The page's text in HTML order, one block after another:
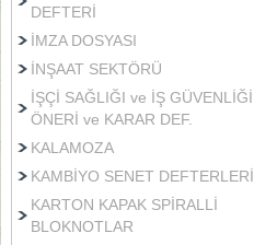
DEFTERİ
İMZA DOSYASI
İNŞAAT SEKTÖRÜ
İŞÇİ SAĞLIĞI ve İŞ GÜVENLİĞİ
ÖNERİ ve KARAR DEF.
KALAMOZA
KAMBİYO SENET DEFTERLERİ
KARTON KAPAK SPİRALLİ
BLOKNOTLAR